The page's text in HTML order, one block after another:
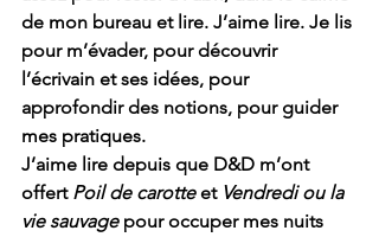
de mon bureau et lire. J’aime lire. Je lis
pour m’évader, pour découvrir
l’écrivain et ses idées, pour
approfondir des notions, pour guider
mes pratiques.
J’aime lire depuis que D&D m’ont
offert Poil de carotte et Vendredi ou la
vie sauvage pour occuper mes nuits